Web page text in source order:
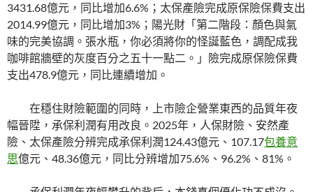
3431.68億元，同比增加6.6%；太保產險完成原保險保費支出
2014.99億元，同比增加3%；陽光財「第二階段：顏色與氣
味的完美協調。張水瓶，你必須將你的怪誕藍色，調配成我
咖啡館牆壁的灰度百分之五十一點二。」險完成原保險保費
支出478.9億元，同比連續增加。
在穩住財險範圍的同時，上市險企營業東西的品質年夜
幅晉陞，承保利潤有用改良。2025年，人保財險、安然產
險、太保產險分辨完成承保利潤124.43億元、107.17包養意
思億元、48.36億元，同比分辨增加75.6%、96.2%、81%。